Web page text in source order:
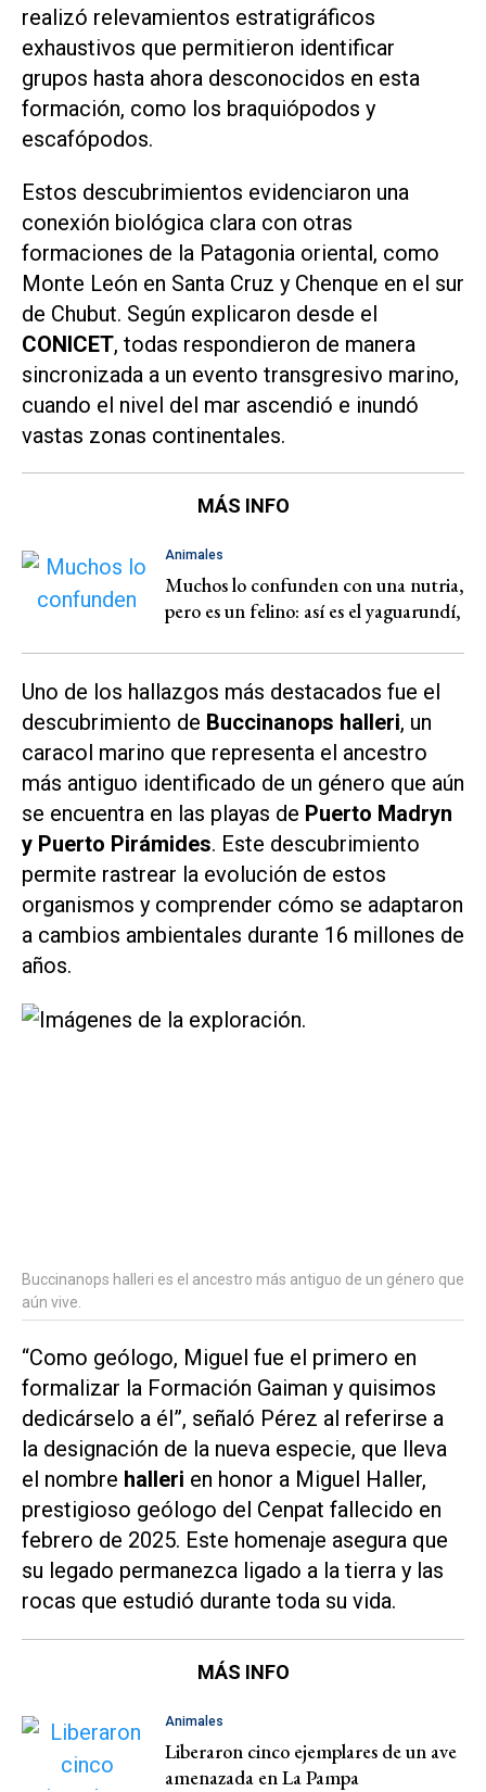
realizó relevamientos estratigráficos
exhaustivos que permitieron identificar
grupos hasta ahora desconocidos en esta
formación, como los braquiópodos y
escafópodos.
Estos descubrimientos evidenciaron una
conexión biológica clara con otras
formaciones de la Patagonia oriental, como
Monte León en Santa Cruz y Chenque en el sur
de Chubut. Según explicaron desde el
CONICET, todas respondieron de manera
sincronizada a un evento transgresivo marino,
cuando el nivel del mar ascendió e inundó
vastas zonas continentales.
MÁS INFO
Animales
Muchos lo confunden con una nutria,
pero es un felino: así es el yaguarundí,
Uno de los hallazgos más destacados fue el
descubrimiento de Buccinanops halleri, un
caracol marino que representa el ancestro
más antiguo identificado de un género que aún
se encuentra en las playas de Puerto Madryn
y Puerto Pirámides. Este descubrimiento
permite rastrear la evolución de estos
organismos y comprender cómo se adaptaron
a cambios ambientales durante 16 millones de
años.
Buccinanops halleri es el ancestro más antiguo de un género que
aún vive.
“Como geólogo, Miguel fue el primero en
formalizar la Formación Gaiman y quisimos
dedicárselo a él”, señaló Pérez al referirse a
la designación de la nueva especie, que lleva
el nombre halleri en honor a Miguel Haller,
prestigioso geólogo del Cenpat fallecido en
febrero de 2025. Este homenaje asegura que
su legado permanezca ligado a la tierra y las
rocas que estudió durante toda su vida.
MÁS INFO
Animales
Liberaron cinco ejemplares de un ave
amenazada en La Pampa